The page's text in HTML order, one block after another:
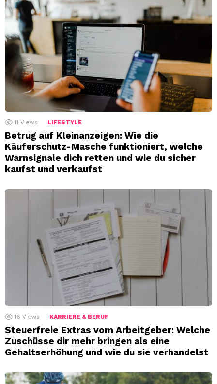
11 Views LIFESTYLE
Betrug auf Kleinanzeigen: Wie die
Käuferschutz-Masche funktioniert, welche
Warnsignale dich retten und wie du sicher
kaufst und verkaufst
16 Views KARRIERE & BERUF
Steuerfreie Extras vom Arbeitgeber: Welche
Zuschüsse dir mehr bringen als eine
Gehaltserhöhung und wie du sie verhandelst